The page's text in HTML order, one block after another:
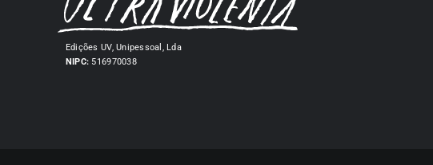
Edições UV, Unipessoal, Lda
NIPC: 516970038